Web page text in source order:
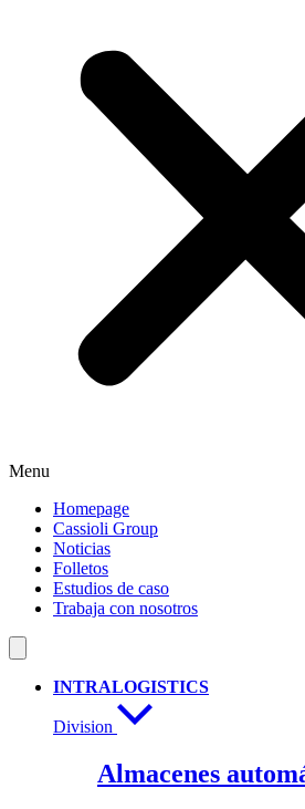
Menu
Homepage
Cassioli Group
Noticias
Folletos
Estudios de caso
Trabaja con nosotros
INTRALOGISTICS
Division
Almacenes